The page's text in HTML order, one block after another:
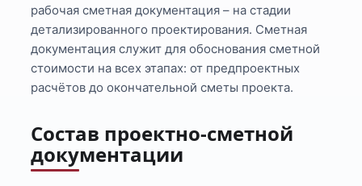
рабочая сметная документация – на стадии
детализированного проектирования. Сметная
документация служит для обоснования сметной
стоимости на всех этапах: от предпроектных
расчётов до окончательной сметы проекта.
Состав проектно-сметной
документации